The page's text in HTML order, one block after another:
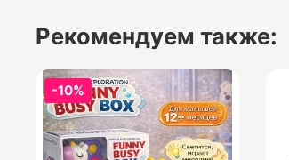
Рекомендуем также:
-10%